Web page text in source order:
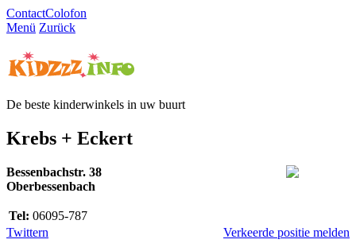
ContactColofon
Menü Zurück
De beste kinderwinkels in uw buurt
Krebs + Eckert
Bessenbachstr. 38
Oberbessenbach
Tel: 06095-787
Verkeerde positie melden
Twittern